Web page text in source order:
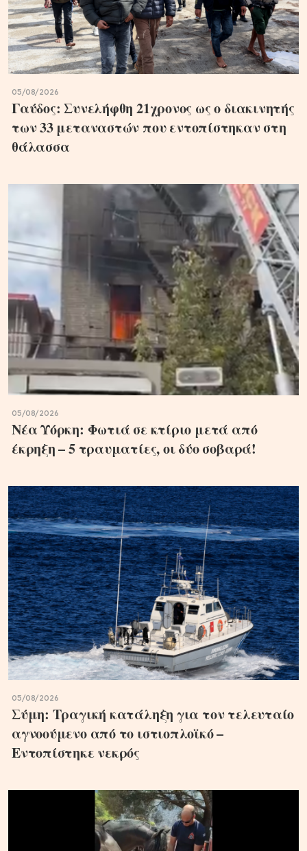
05/08/2026
Γαύδος: Συνελήφθη 21χρονος ως ο διακινητής
των 33 μεταναστών που εντοπίστηκαν στη
θάλασσα
05/08/2026
Νέα Υόρκη: Φωτιά σε κτίριο μετά από
έκρηξη – 5 τραυματίες, οι δύο σοβαρά!
05/08/2026
Σύμη: Τραγική κατάληξη για τον τελευταίο
αγνοούμενο από το ιστιοπλοϊκό –
Εντοπίστηκε νεκρός